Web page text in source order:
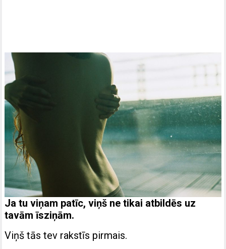
Ja tu viņam patīc, viņš ne tikai atbildēs uz
tavām īsziņām.
Viņš tās tev rakstīs pirmais.